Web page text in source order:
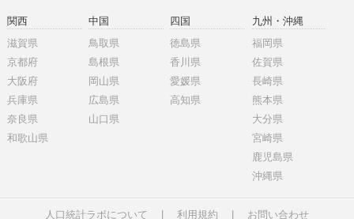
関西
滋賀県
京都府
大阪府
兵庫県
奈良県
和歌山県
中国
鳥取県
島根県
岡山県
広島県
山口県
四国
徳島県
香川県
愛媛県
高知県
九州・沖縄
福岡県
佐賀県
長崎県
熊本県
大分県
宮崎県
鹿児島県
沖縄県
人口統計ラボについて 利用規約 お問い合わせ